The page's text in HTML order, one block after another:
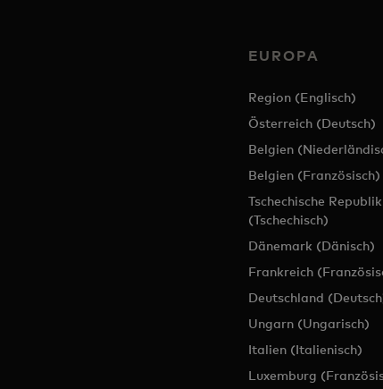
EUROPA
Region (Englisch)
Österreich (Deutsch)
Belgien
Belgien (Französisch)
Tschechische Republik
(Tschechisch)
Dänemark (Dänisch)
Frankreich
Deutschland
Ungarn (Ungarisch)
Italien (Italienisch)
Luxemburg